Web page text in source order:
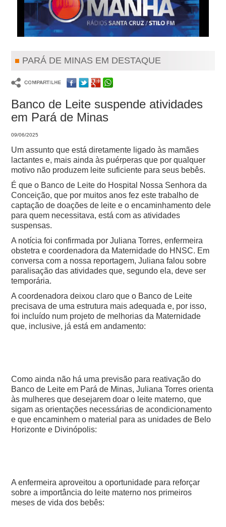
PARÁ DE MINAS EM DESTAQUE
Banco de Leite suspende atividades
em Pará de Minas
09/06/2025
Um assunto que está diretamente ligado às mamães
lactantes e, mais ainda às puérperas que por qualquer
motivo não produzem leite suficiente para seus bebês.
É que o Banco de Leite do Hospital Nossa Senhora da
Conceição, que por muitos anos fez este trabalho de
captação de doações de leite e o encaminhamento dele
para quem necessitava, está com as atividades
suspensas.
A notícia foi confirmada por Juliana Torres, enfermeira
obstetra e coordenadora da Maternidade do HNSC. Em
conversa com a nossa reportagem, Juliana falou sobre
paralisação das atividades que, segundo ela, deve ser
temporária.
A coordenadora deixou claro que o Banco de Leite
precisava de uma estrutura mais adequada e, por isso,
foi incluído num projeto de melhorias da Maternidade
que, inclusive, já está em andamento:
Como ainda não há uma previsão para reativação do
Banco de Leite em Pará de Minas, Juliana Torres orienta
às mulheres que desejarem doar o leite materno, que
sigam as orientações necessárias de acondicionamento
e que encaminhem o material para as unidades de Belo
Horizonte e Divinópolis:
A enfermeira aproveitou a oportunidade para reforçar
sobre a importância do leite materno nos primeiros
meses de vida dos bebês: